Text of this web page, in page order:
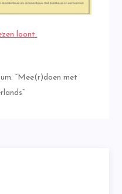
loont.
“Mee(r)doen met